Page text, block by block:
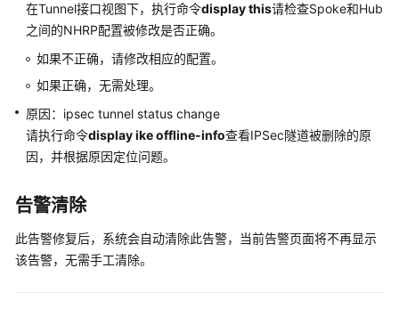
启
ALM-
单
板
拔
出
4287373329
单
插
在Tunnel接口视图下，执行命令display this请检查Spoke和Hub
之间的NHRP配置被修改是否正确。
如果不正确，请修改相应的配置。
如果正确，无需处理。
原因：ipsec tunnel status change
请执行命令display ike offline-info查看IPSec隧道被删除的原
因，并根据原因定位问题。
告警清除
此告警修复后，系统会自动清除此告警，当前告警页面将不再显示
该告警，无需手工清除。